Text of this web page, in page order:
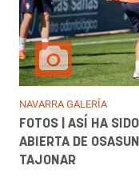
NAVARRA GALERÍA
FOTOS | ASÍ HA
ABIERTA DE
TAJONAR